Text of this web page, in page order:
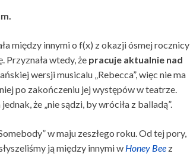
między innymi o f(x) z okazji ósmej rocznicy
Przyznała wtedy, że pracuje aktualnie nad
wersji musicalu „Rebecca”, więc nie ma
po zakończeniu jej występów w teatrze.
że „nie sądzi, by wróciła z balladą”.
w maju zeszłego roku. Od tej pory,
ją między innymi w Honey Bee z